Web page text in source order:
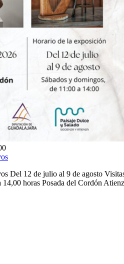
Del 12 de julio al 9 de agosto
horas Posada del Cordón